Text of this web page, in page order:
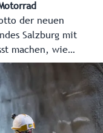
der neuen
Salzburg mit
machen, wie
Unfallursachen,